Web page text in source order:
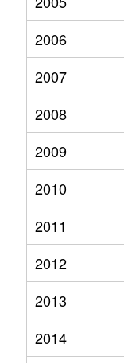
2006
2007
2008
2009
2010
2011
2012
2013
2014